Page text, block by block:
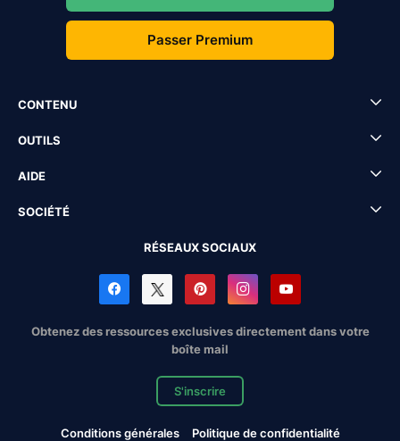
Passer Premium
CONTENU
OUTILS
AIDE
SOCIÉTÉ
RÉSEAUX SOCIAUX
Obtenez des ressources exclusives directement dans votre
boîte mail
S'inscrire
Conditions générales
Politique de confidentialité